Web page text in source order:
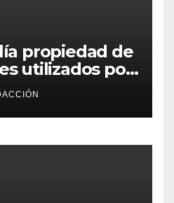
propiedad de
utilizados por